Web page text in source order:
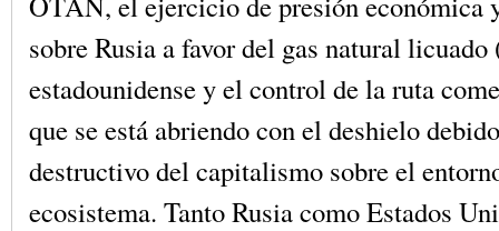
sobre Rusia a favor del gas natural
estadounidense y el control de la ruta
que se está abriendo con el deshielo
destructivo del capitalismo sobre el
ecosistema. Tanto Rusia como Estados